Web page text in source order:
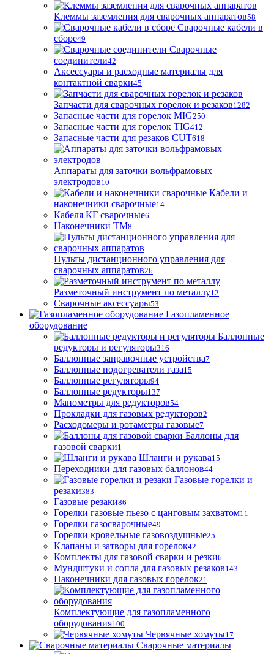
Клеммы заземления для сварочных аппаратов58
Сварочные кабели в
сборе49
Сварочные
соединители42
Аксессуары и расходные материалы для
контактной сварки45
Запчасти для сварочных горелок и резаков1282
Запасные части для горелок MIG250
Запасные части для горелок TIG412
Запасные части для резаков CUT618
Аппараты для заточки вольфрамовых
электродов10
Кабели и
наконечники сварочные14
Кабеля КГ сварочные6
Наконечники ТМ8
Пульты дистанционного управления для
сварочных аппаратов26
Разметочный инструмент по металлу12
Сварочные аксессуары53
Газопламенное
оборудование
Баллонные
редукторы и регуляторы316
Баллонные заправочные устройства7
Баллонные подогреватели газа15
Баллонные регуляторы94
Баллонные редукторы137
Манометры для редукторов54
Прокладки для газовых редукторов2
Расходомеры и ротаметры газовые7
Баллоны для
газовой сварки1
Шланги и рукава15
Переходники для газовых баллонов44
Газовые горелки и
резаки383
Газовые резаки86
Горелки газовые пьезо с цанговым захватом11
Горелки газосварочные49
Горелки кровельные газовоздушные25
Клапаны и затворы для горелок42
Комплекты для газовой сварки и резки6
Мундштуки и сопла для газовых резаков143
Наконечники для газовых горелок21
Комплектующие для газопламенного
оборудования100
Червячные хомуты17
Сварочные материалы